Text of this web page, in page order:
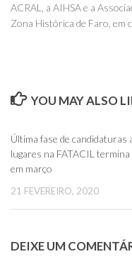
ACRAL, a AIHSA e a
Zona Histórica de Faro, em
YOU MAY ALSO
Última fase de candidaturas
lugares na FATACIL termina
em março
21 FEVEREIRO, 2020
DEIXE UM